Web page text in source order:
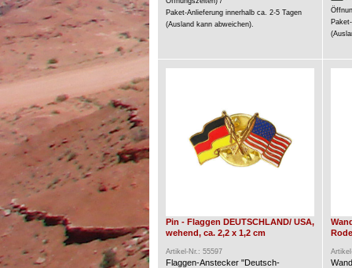
Paket-Anlieferung innerhalb ca. 2-5 Tagen
(Ausland kann abweichen).
Pin - Flaggen DEUTSCHLAND/ USA,
wehend, ca. 2,2 x 1,2 cm
Artikel-Nr.: 55597
Flaggen-Anstecker "Deutsch-